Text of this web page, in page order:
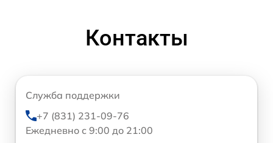
Контакты
Служба поддержки
+7 (831) 231-09-76
Ежедневно с 9:00 до 21:00